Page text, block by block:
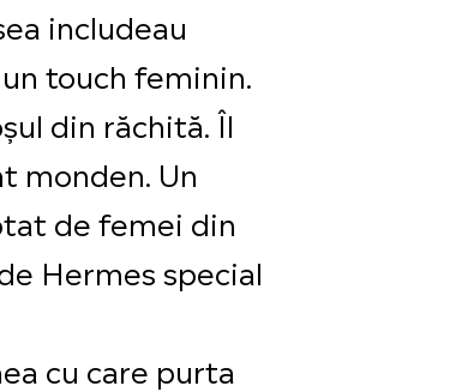
includeau
touch feminin.
din răchită. Îl
monden. Un
de femei din
Hermes special
cu care purta